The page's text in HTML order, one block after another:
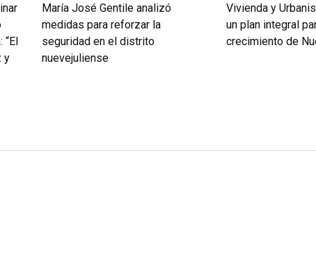
“El
y
María José Gentile analizó
medidas para reforzar la
seguridad en el distrito
nuevejuliense
Vivienda y
un plan integral
crecimiento de